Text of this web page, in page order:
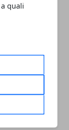
quali